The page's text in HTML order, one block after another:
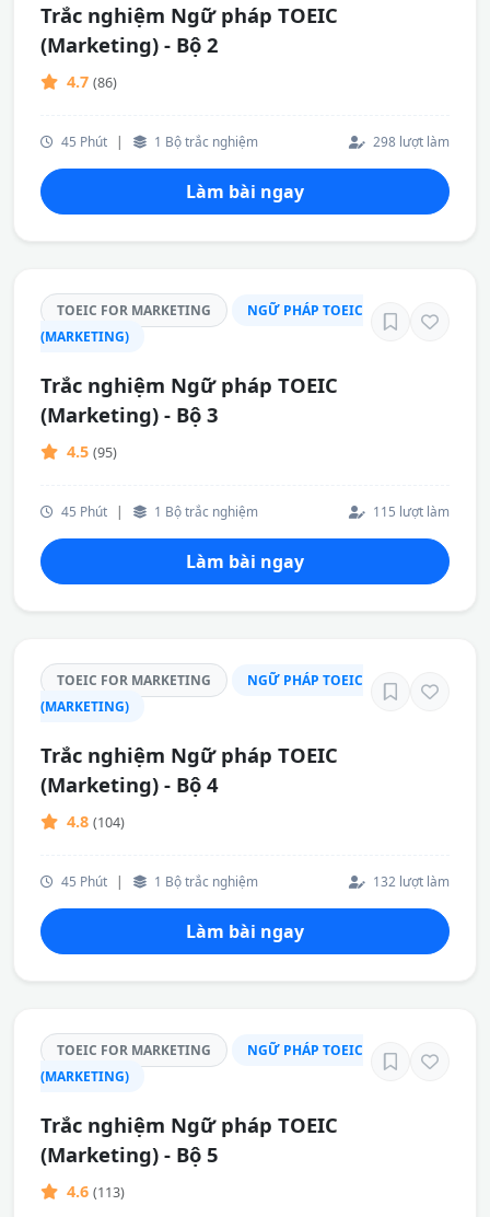
Trắc nghiệm Ngữ pháp TOEIC
(Marketing) - Bộ 2
4.7 (86)
45 Phút | 1 Bộ trắc nghiệm 298 lượt làm
Làm bài ngay
TOEIC FOR MARKETING
NGỮ PHÁP TOEIC
(MARKETING)
Trắc nghiệm Ngữ pháp TOEIC
(Marketing) - Bộ 3
4.5 (95)
45 Phút | 1 Bộ trắc nghiệm 115 lượt làm
Làm bài ngay
TOEIC FOR MARKETING
NGỮ PHÁP TOEIC
(MARKETING)
Trắc nghiệm Ngữ pháp TOEIC
(Marketing) - Bộ 4
4.8 (104)
45 Phút | 1 Bộ trắc nghiệm 132 lượt làm
Làm bài ngay
TOEIC FOR MARKETING
NGỮ PHÁP TOEIC
(MARKETING)
Trắc nghiệm Ngữ pháp TOEIC
(Marketing) - Bộ 5
4.6 (113)